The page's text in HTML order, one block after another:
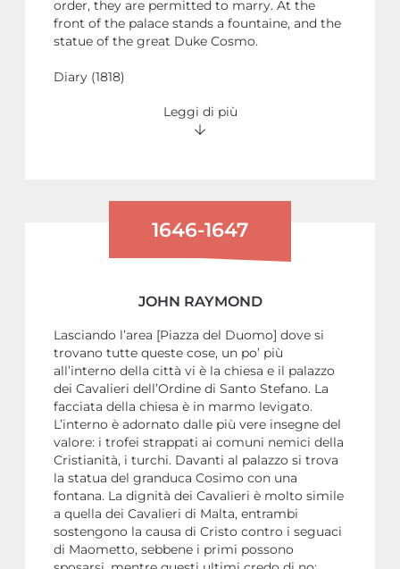
order, they are permitted to marry. At the
front of the palace stands a fountaine, and the
statue of the great Duke Cosmo.
Diary (1818)
Leggi di più
1646-1647
JOHN RAYMOND
Lasciando l’area [Piazza del Duomo] dove si
trovano tutte queste cose, un po’ più
all’interno della città vi è la chiesa e il palazzo
dei Cavalieri dell’Ordine di Santo Stefano. La
facciata della chiesa è in marmo levigato.
L’interno è adornato dalle più vere insegne del
valore: i trofei strappati ai comuni nemici della
Cristianità, i turchi. Davanti al palazzo si trova
la statua del granduca Cosimo con una
fontana. La dignità dei Cavalieri è molto simile
a quella dei Cavalieri di Malta, entrambi
sostengono la causa di Cristo contro i seguaci
di Maometto, sebbene i primi possono